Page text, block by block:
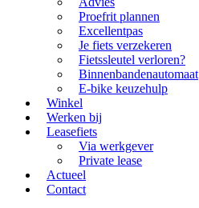
Proefrit plannen
Excellentpas
Je fiets verzekeren
Fietssleutel verloren?
Binnenbandenautomaat
E-bike keuzehulp
Winkel
Werken bij
Leasefiets
Via werkgever
Private lease
Actueel
Contact